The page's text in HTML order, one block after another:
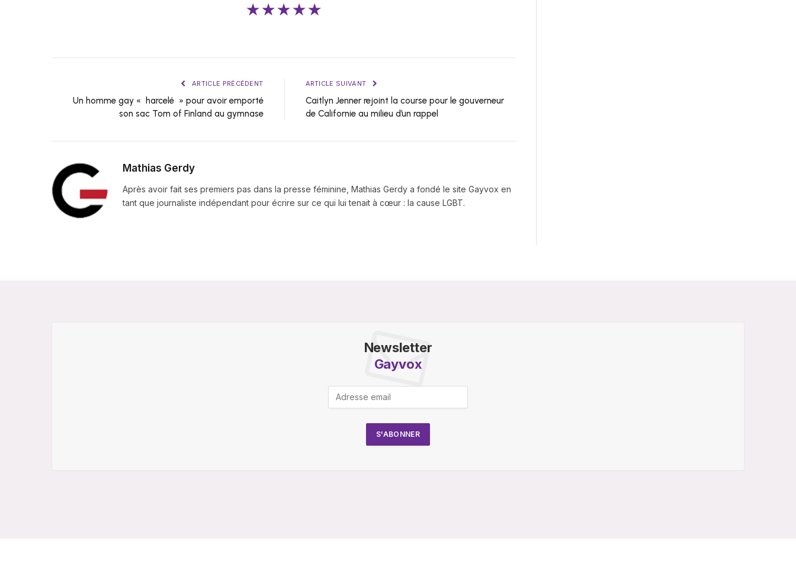
★★★★★
ARTICLE PRÉCÉDENT
Un homme gay « harcelé » pour avoir emporté
son sac Tom of Finland au gymnase
ARTICLE SUIVANT
Caitlyn Jenner rejoint la course pour le gouverneur
de Californie au milieu d’un rappel
Mathias Gerdy
Après avoir fait ses premiers pas dans la presse féminine, Mathias Gerdy a fondé le site Gayvox en
tant que journaliste indépendant pour écrire sur ce qui lui tenait à cœur : la cause LGBT.
Newsletter
Gayvox